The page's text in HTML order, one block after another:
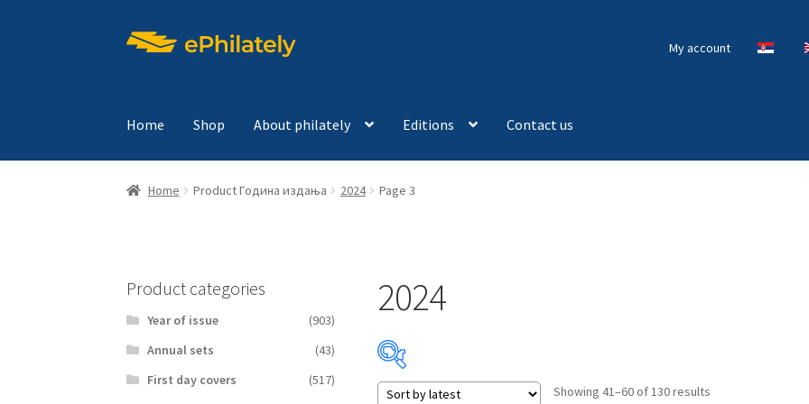
Skip
Skip
My account
Home Shop About philately Editions Contact us
Home Product Година издања 2024 Page 3
2024
Showing 41–60 of 130 resultsSorted
Product categories
Year of issue
(903)
Аnnual sets
(43)
First day covers
(517)